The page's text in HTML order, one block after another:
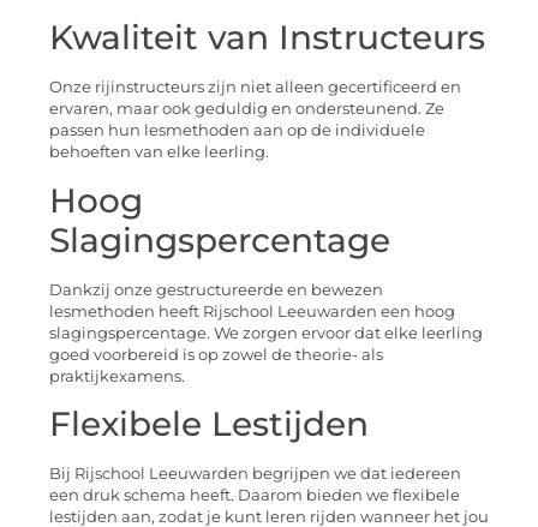
Kwaliteit van Instructeurs
Onze rijinstructeurs zijn niet alleen gecertificeerd en
ervaren, maar ook geduldig en ondersteunend. Ze
passen hun lesmethoden aan op de individuele
behoeften van elke leerling.
Hoog
Slagingspercentage
Dankzij onze gestructureerde en bewezen
lesmethoden heeft Rijschool Leeuwarden een hoog
slagingspercentage. We zorgen ervoor dat elke leerling
goed voorbereid is op zowel de theorie- als
praktijkexamens.
Flexibele Lestijden
Bij Rijschool Leeuwarden begrijpen we dat iedereen
een druk schema heeft. Daarom bieden we flexibele
lestijden aan, zodat je kunt leren rijden wanneer het jou